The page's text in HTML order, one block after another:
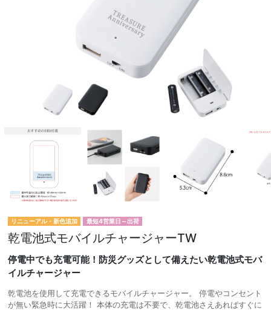
リニューアル・新色追加 最短4営業日～出荷
乾電池式モバイルチャージャーTW
停電中でも充電可能！防災グッズとして備えたい乾電池式モバ
イルチャージャー
乾電池を使用して充電できるモバイルチャージャー。 停電やコンセント
が無い緊急時に大活躍！ 本体の充電は不要で、乾電池さえあればすぐに